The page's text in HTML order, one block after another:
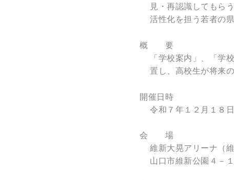
見・再認識してもら
活性化を担う若者の
概 要
「学校案内」、「学
置し、高校生が将来
開催日時
令和７年１２月１８
会 場
維新大晃アリーナ（
山口市維新公園４－